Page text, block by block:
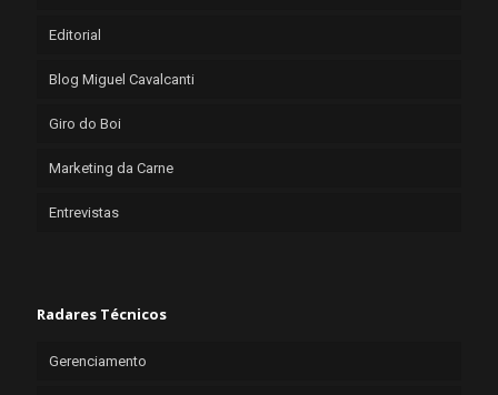
Editorial
Blog Miguel Cavalcanti
Giro do Boi
Marketing da Carne
Entrevistas
Radares Técnicos
Gerenciamento